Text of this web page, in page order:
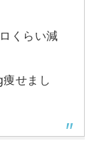
くらい減
せまし